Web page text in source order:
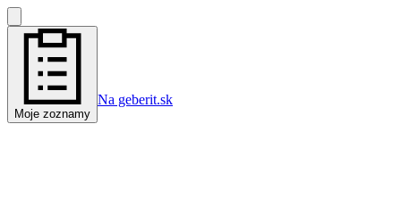
Moje zoznamy
Na geberit.sk